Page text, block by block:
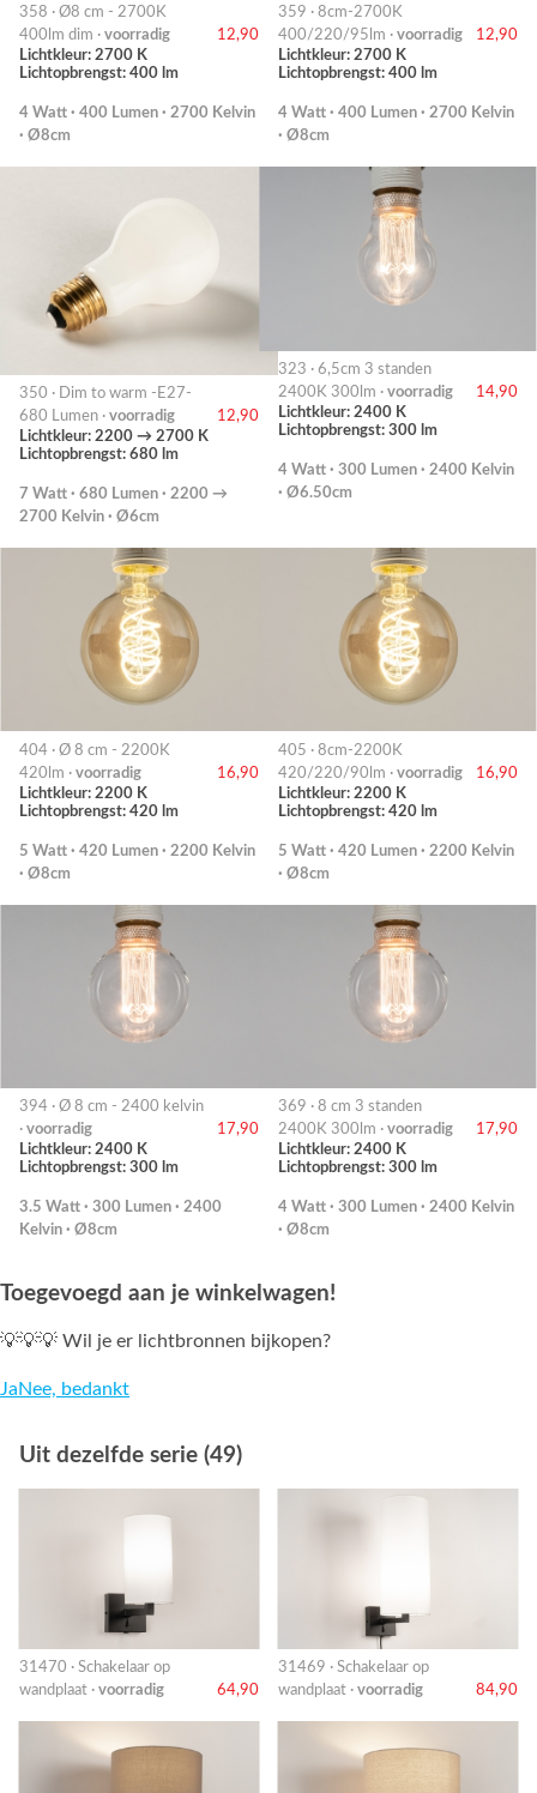
358 · Ø8 cm - 2700K
400lm dim · voorradig
12,90
Lichtkleur: 2700 K
Lichtopbrengst: 400 lm
4 Watt · 400 Lumen · 2700 Kelvin
· Ø8cm
359 · 8cm-2700K
400/220/95lm · voorradig
12,90
Lichtkleur: 2700 K
Lichtopbrengst: 400 lm
4 Watt · 400 Lumen · 2700 Kelvin
· Ø8cm
350 · Dim to warm -E27-
680 Lumen · voorradig
12,90
Lichtkleur: 2200 → 2700 K
Lichtopbrengst: 680 lm
7 Watt · 680 Lumen · 2200 →
2700 Kelvin · Ø6cm
323 · 6,5cm 3 standen
2400K 300lm · voorradig
14,90
Lichtkleur: 2400 K
Lichtopbrengst: 300 lm
4 Watt · 300 Lumen · 2400 Kelvin
· Ø6.50cm
404 · Ø 8 cm - 2200K
420lm · voorradig
16,90
Lichtkleur: 2200 K
Lichtopbrengst: 420 lm
5 Watt · 420 Lumen · 2200 Kelvin
· Ø8cm
405 · 8cm-2200K
420/220/90lm · voorradig
16,90
Lichtkleur: 2200 K
Lichtopbrengst: 420 lm
5 Watt · 420 Lumen · 2200 Kelvin
· Ø8cm
394 · Ø 8 cm - 2400 kelvin
· voorradig
17,90
Lichtkleur: 2400 K
Lichtopbrengst: 300 lm
3.5 Watt · 300 Lumen · 2400
Kelvin · Ø8cm
369 · 8 cm 3 standen
2400K 300lm · voorradig
17,90
Lichtkleur: 2400 K
Lichtopbrengst: 300 lm
4 Watt · 300 Lumen · 2400 Kelvin
· Ø8cm
Toegevoegd aan je winkelwagen!
💡💡💡 Wil je er lichtbronnen bijkopen?
JaNee, bedankt
Uit dezelfde serie (49)
31470 · Schakelaar op
wandplaat · voorradig 64,90
31469 · Schakelaar op
wandplaat · voorradig 84,90